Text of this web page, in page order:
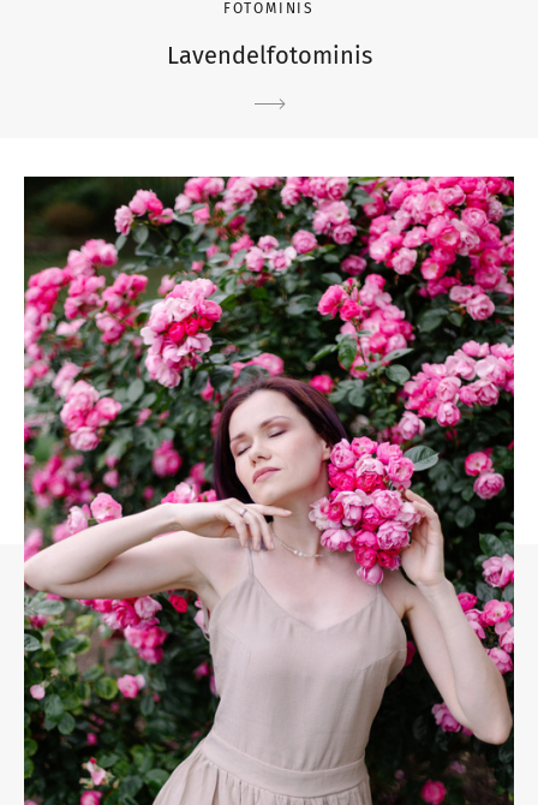
FOTOMINIS
Lavendelfotominis